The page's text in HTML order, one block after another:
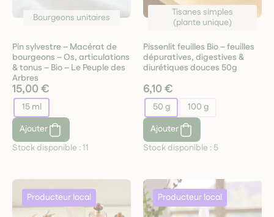
Bourgeons unitaires
Pin sylvestre – Macérat de
bourgeons – Os, articulations
& tonus – Bio – Le Peuple des
Arbres
15,00 €
15 ml
Ajouter
Stock disponible :11
Tisanes simples
(plante unique)
Pissenlit feuilles Bio – feuilles
dépuratives, digestives &
diurétiques douces 50g
6,10 €
50 g
100 g
Ajouter
Stock disponible : 5